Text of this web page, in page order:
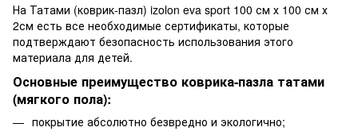
На Татами (коврик-пазл) izolon eva sport 100 см х 100 см х
2см есть все необходимые сертификаты, которые
подтверждают безопасность использования этого
материала для детей.
Основные преимущество коврика-пазла татами
(мягкого пола):
покрытие абсолютно безвредно и экологично;